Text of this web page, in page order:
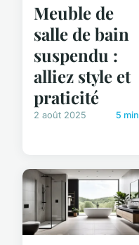
Meuble de
salle de bain
suspendu :
alliez style et
praticité
2 août 2025 5 min